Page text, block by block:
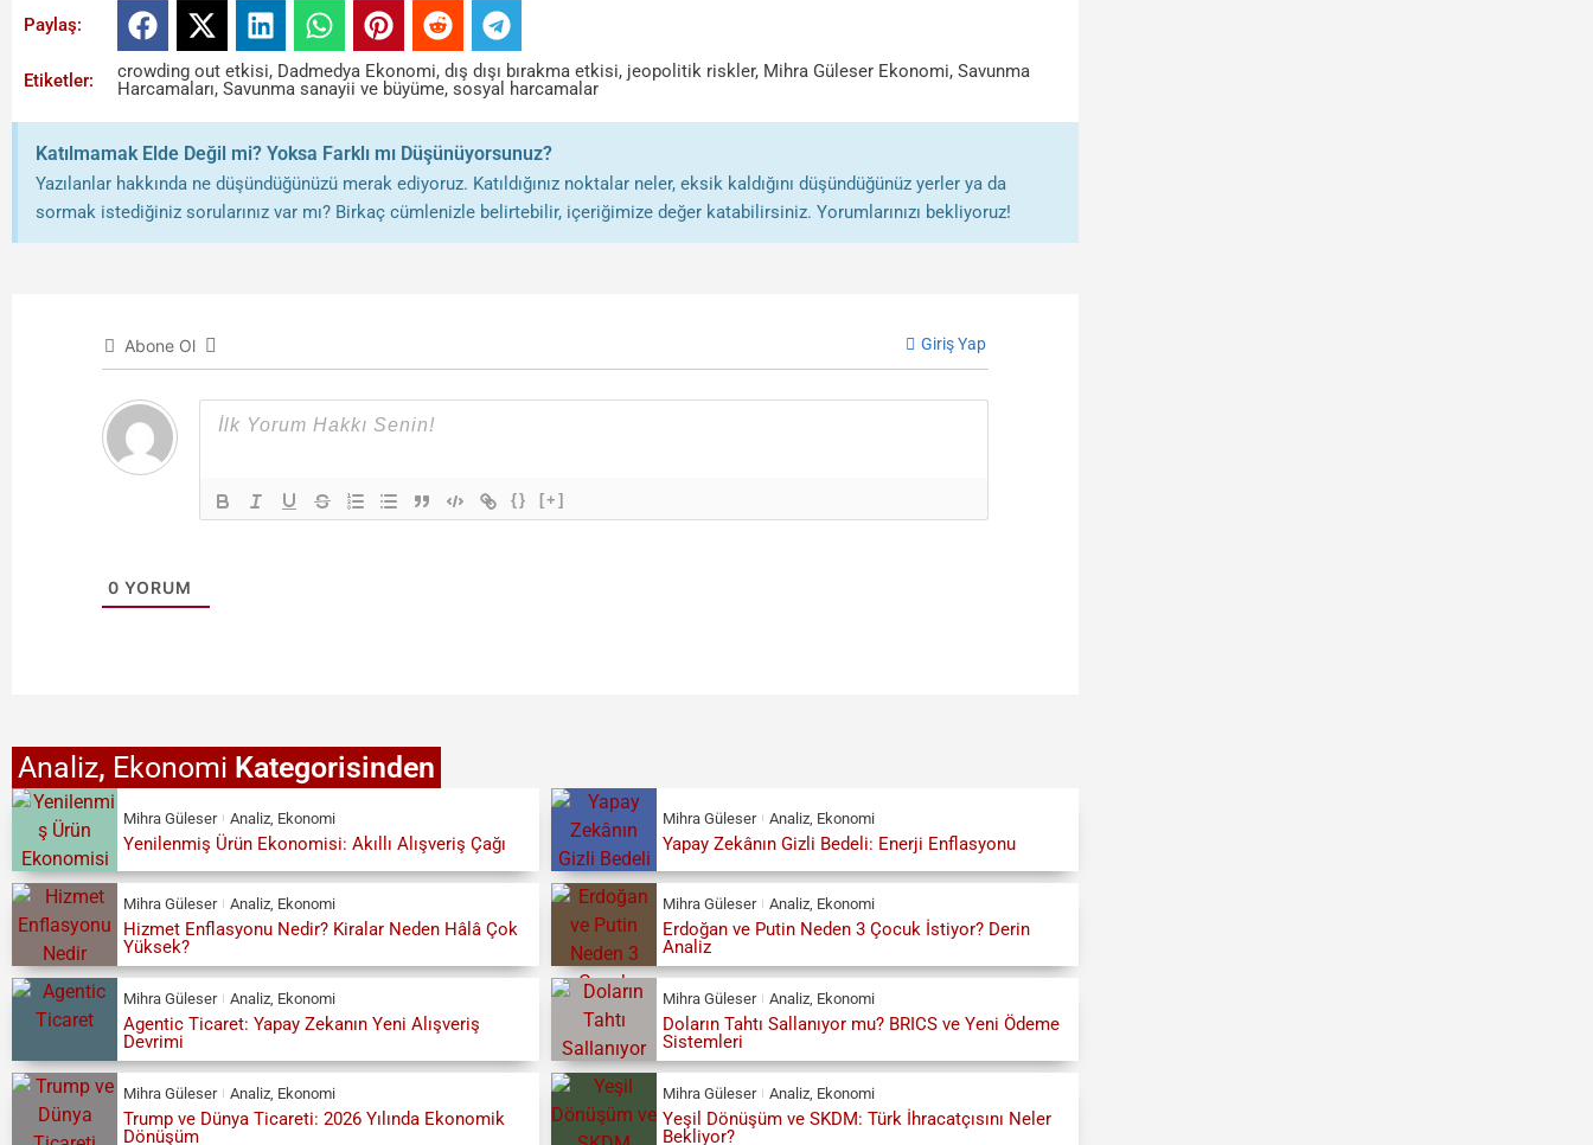
Paylaş:
Etiketler: crowding out etkisi, Dadmedya Ekonomi,dış dışı bırakma etkisi, jeopolitik riskler, Mihra Güleser Ekonomi,Savunma
Harcamaları,Savunma sanayii ve büyüme,sosyal harcamalar
Katılmamak Elde Değil mi? Yoksa Farklı mı Düşünüyorsunuz?
Yazılanlar hakkında ne düşündüğünüzü merak ediyoruz. Katıldığınız noktalar neler, eksik kaldığını düşündüğünüz yerler ya da
sormak istediğiniz sorularınız var mı? Birkaç cümlenizle belirtebilir, içeriğimize değer katabilirsiniz. Yorumlarınızı bekliyoruz!
Abone Ol Giriş Yap
{} [+]
0 YORUM
Analiz, Ekonomi Kategorisinden
Mihra Güleser Analiz Ekonomi
Yenilenmiş Ürün Ekonomisi: Akıllı Alışveriş Çağı
Mihra Güleser Analiz Ekonomi
Yapay Zekânın Gizli Bedeli: Enerji Enflasyonu
Mihra Güleser Analiz, Ekonomi
Hizmet Enflasyonu Nedir? Kiralar Neden Hâlâ Çok
Yüksek?
Mihra Güleser Analiz, Ekonomi
Erdoğan ve Putin Neden 3 Çocuk İstiyor? Derin
Analiz
Mihra Güleser Analiz, Ekonomi
Agentic Ticaret: Yapay Zekanın Yeni Alışveriş
Devrimi
Mihra Güleser Analiz, Ekonomi
Doların Tahtı Sallanıyor mu? BRICS ve Yeni Ödeme
Sistemleri
Mihra Güleser Analiz, Ekonomi
Trump ve Dünya Ticareti: 2026 Yılında Ekonomik
Dönüşüm
Mihra Güleser Analiz, Ekonomi
Yeşil Dönüşüm ve SKDM: Türk İhracatçısını Neler
Bekliyor?